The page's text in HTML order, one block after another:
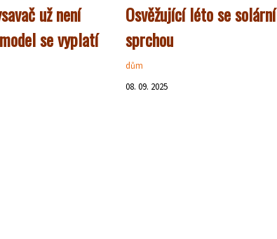
už není
se vyplatí
Osvěžující léto se solární
sprchou
dům
08. 09. 2025